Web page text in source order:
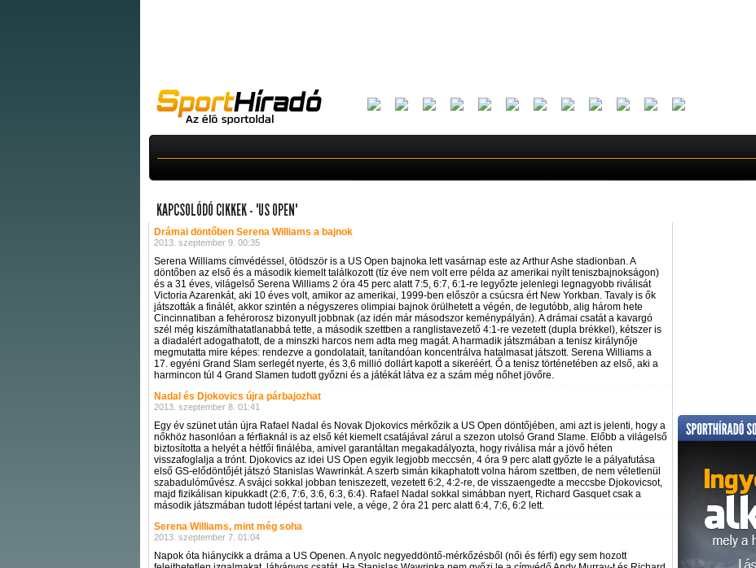
KAPCSOLÓDÓ CIKKEK - "US OPEN"
Drámai döntőben Serena Williams a bajnok
2013. szeptember 9. 00:35
Serena Williams címvédéssel, ötödször is a US Open bajnoka lett vasárnap este az Arthur Ashe stadionban. A
döntőben az első és a második kiemelt találkozott (tíz éve nem volt erre példa az amerikai nyílt teniszbajnokságon)
és a 31 éves, világelső Serena Williams 2 óra 45 perc alatt 7:5, 6:7, 6:1-re legyőzte jelenlegi legnagyobb riválisát
Victoria Azarenkát, aki 10 éves volt, amikor az amerikai, 1999-ben először a csúcsra ért New Yorkban. Tavaly is ők
játszották a finálét, akkor szintén a négyszeres olimpiai bajnok örülhetett a végén, de legutóbb, alig három hete
Cincinnatiban a fehérorosz bizonyult jobbnak (az idén már másodszor keménypályán). A drámai csatát a kavargó
szél még kiszámíthatatlanabbá tette, a második szettben a ranglistavezető 4:1-re vezetett (dupla brékkel), kétszer is
a diadalért adogathatott, de a minszki harcos nem adta meg magát. A harmadik játszmában a tenisz királynője
megmutatta mire képes: rendezve a gondolatait, tanítandóan koncentrálva hatalmasat játszott. Serena Williams a
17. egyéni Grand Slam serlegét nyerte, és 3,6 millió dollárt kapott a sikeréért. Ő a tenisz történetében az első, aki a
harmincon túl 4 Grand Slamen tudott győzni és a játékát látva ez a szám még nőhet jövőre.
Nadal és Djokovics újra párbajozhat
2013. szeptember 8. 01:41
Egy év szünet után újra Rafael Nadal és Novak Djokovics mérkőzik a US Open döntőjében, ami azt is jelenti, hogy a
nőkhöz hasonlóan a férfiaknál is az első két kiemelt csatájával zárul a szezon utolsó Grand Slame. Előbb a világelső
biztosította a helyét a hétfői fináléba, amivel garantáltan megakadályozta, hogy riválisa már a jövő héten
visszafoglalja a trónt. Djokovics az idei US Open egyik legjobb meccsén, 4 óra 9 perc alatt győzte le a pályafutása
első GS-elődöntőjét játszó Stanislas Wawrinkát. A szerb simán kikaphatott volna három szettben, de nem véletlenül
szabadulóművész. A svájci sokkal jobban teniszezett, vezetett 6:2, 4:2-re, de visszaengedte a meccsbe Djokovicsot,
majd fizikálisan kipukkadt (2:6, 7:6, 3:6, 6:3, 6:4). Rafael Nadal sokkal simábban nyert, Richard Gasquet csak a
második játszmában tudott lépést tartani vele, a vége, 2 óra 21 perc alatt 6:4, 7:6, 6:2 lett.
Serena Williams, mint még soha
2013. szeptember 7. 01:04
Napok óta hiánycikk a dráma a US Openen. A nyolc negyeddöntő-mérkőzésből (női és férfi) egy sem hozott